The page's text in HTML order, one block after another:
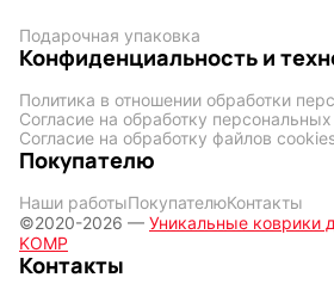
Подарочная упаковка
Конфиденциальность и
Политика в отношении обработки
Согласие на обработку
Согласие на обработку файлов
Покупателю
Наши работыПокупателюКонтакты
©2020-2026 — Уникальные коврики
KOMP
Контакты